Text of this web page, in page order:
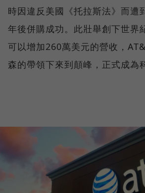
時因違反美國《托拉斯法》而遭
年後併購成功。此壯舉創下世界
可以增加260萬美元的營收，
森的帶領下來到顛峰，正式成為